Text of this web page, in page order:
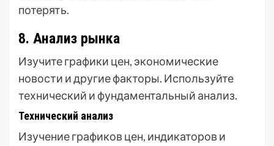
потерять.
8. Анализ рынка
Изучите графики цен, экономические
новости и другие факторы. Используйте
технический и фундаментальный анализ.
Технический анализ
Изучение графиков цен, индикаторов и